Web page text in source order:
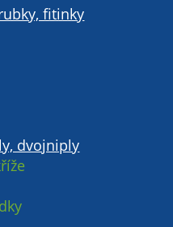
fitinky
dvojniply